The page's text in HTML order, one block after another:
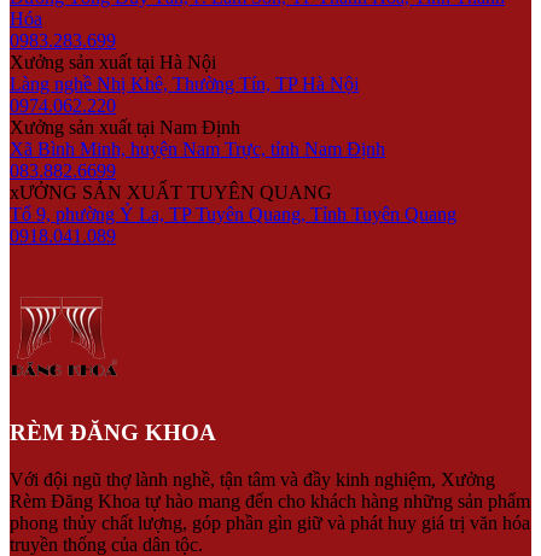
Hóa
0983.283.699
Xưởng sản xuất tại Hà Nội
Làng nghề Nhị Khê, Thường Tín, TP Hà Nội
0974.062.220
Xưởng sản xuất tại Nam Định
Xã Bình Minh, huyện Nam Trực, tỉnh Nam Định
083.882.6699
xƯỞNG SẢN XUẤT TUYÊN QUANG
Tổ 9, phường Ỷ La, TP Tuyên Quang, Tỉnh Tuyên Quang
0918.041.089
RÈM ĐĂNG KHOA
Với đội ngũ thợ lành nghề, tận tâm và đầy kinh nghiệm, Xưởng
Rèm Đăng Khoa tự hào mang đến cho khách hàng những sản phẩm
phong thủy chất lượng, góp phần gìn giữ và phát huy giá trị văn hóa
truyền thống của dân tộc.